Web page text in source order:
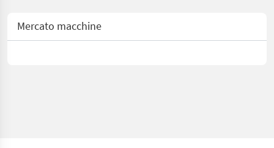
Mercato macchine